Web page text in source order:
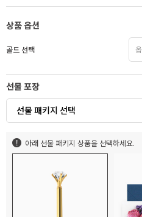
상품 옵션
골드 선택
선물 포장
선물 패키지 선택
아래 선물 패키지 상품을 선택하세요.